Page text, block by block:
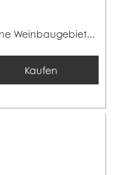
Weinbaugebiet...
Kaufen